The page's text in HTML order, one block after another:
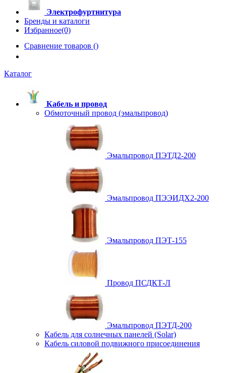
Электрофуртнитура
Бренды и каталоги
Избранное(0)
Сравнение товаров ()
Каталог
Кабель и провод
Обмоточный провод (эмальпровод)
Эмальпровод ПЭТД2-200
Эмальпровод ПЭЭИДХ2-200
Эмальпровод ПЭТ-155
Провод ПСДКТ-Л
Эмальпровод ПЭТД-200
Кабель для солнечных панелей (Solar)
Кабель силовой подвижного присоединения